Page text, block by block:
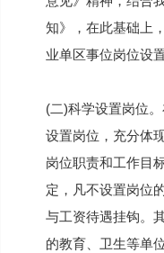
知》，在此基础上
业单区事位岗位设
(二)科学设置岗位
设置岗位，充分体
岗位职责和工作目
定，凡不设置岗位
与工资待遇挂钩。
的教育、卫生等单